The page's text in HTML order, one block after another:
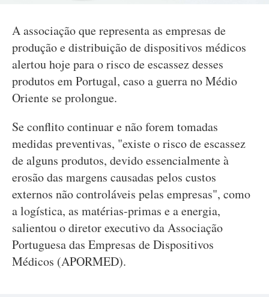
A associação que representa as empresas de
produção e distribuição de dispositivos médicos
alertou hoje para o risco de escassez desses
produtos em Portugal, caso a guerra no Médio
Oriente se prolongue.
Se conflito continuar e não forem tomadas
medidas preventivas, "existe o risco de escassez
de alguns produtos, devido essencialmente à
erosão das margens causadas pelos custos
externos não controláveis pelas empresas", como
a logística, as matérias-primas e a energia,
salientou o diretor executivo da Associação
Portuguesa das Empresas de Dispositivos
Médicos (APORMED).